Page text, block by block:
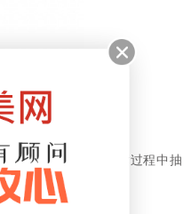
相关。这是因为手术过程中抽
看。